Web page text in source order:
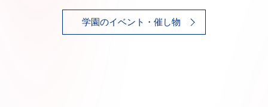
学園のイベント・催し物